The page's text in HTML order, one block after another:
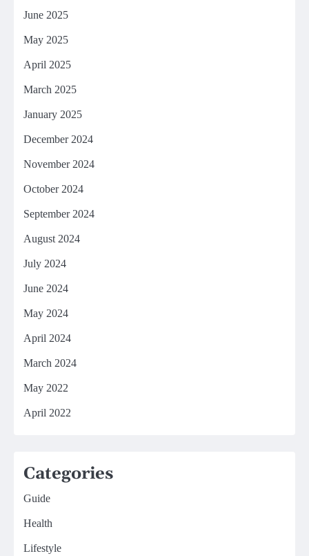
June 2025
May 2025
April 2025
March 2025
January 2025
December 2024
November 2024
October 2024
September 2024
August 2024
July 2024
June 2024
May 2024
April 2024
March 2024
May 2022
April 2022
Categories
Guide
Health
Lifestyle